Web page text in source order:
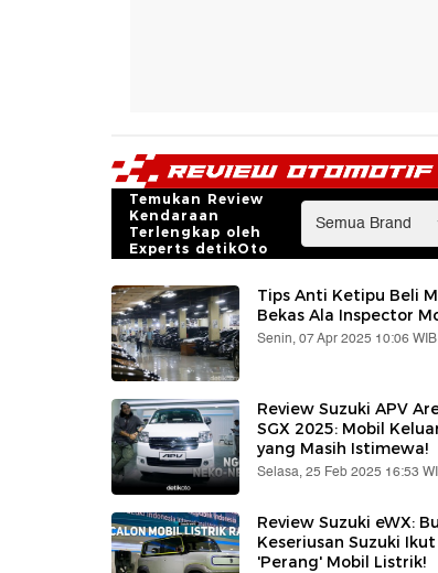
Temukan Review
Kendaraan
Terlengkap oleh
Experts detikOto
Tips Anti Ketipu Beli
Bekas Ala Inspector
Senin, 07 Apr 2025 10:06 WIB
Review Suzuki APV
SGX 2025: Mobil
yang Masih Istimewa!
Selasa, 25 Feb 2025 16:53
Review Suzuki eWX:
Keseriusan Suzuki Ikut
'Perang' Mobil Listrik!